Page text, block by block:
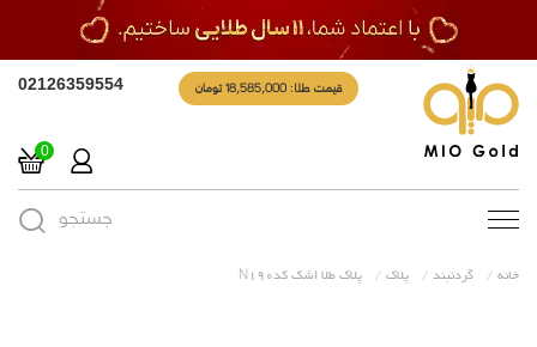
قیمت طلا: 18,585,000 تومان 02126359554
0
Toggle جستجو
خانه گردنبند پلاک پلاک طلا اشک کدN190